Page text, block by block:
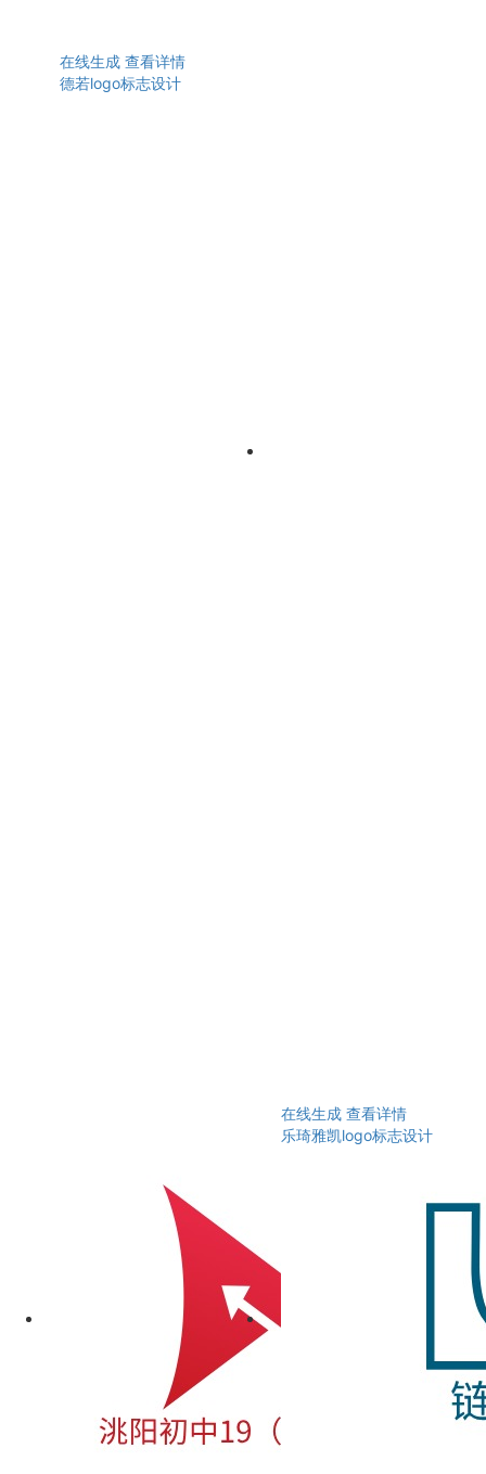
在线生成 查看详情
德若logo标志设计
在线生成 查看详情
乐琦雅凯logo标志设计